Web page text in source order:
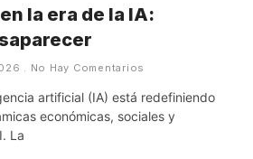
la era de la IA:
No Hay Comentarios
artificial (IA) está redefiniendo
económicas, sociales y
La